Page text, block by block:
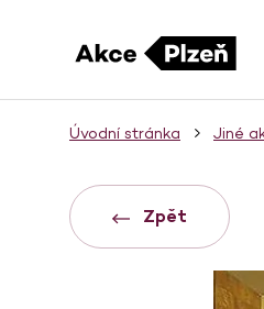
Úvodní stránka Jiné
Zpět